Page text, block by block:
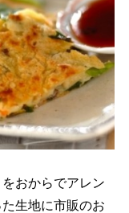
おからでアレン
生地に市販のお